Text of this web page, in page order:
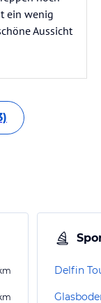
ein wenig
Aussicht
Delfin